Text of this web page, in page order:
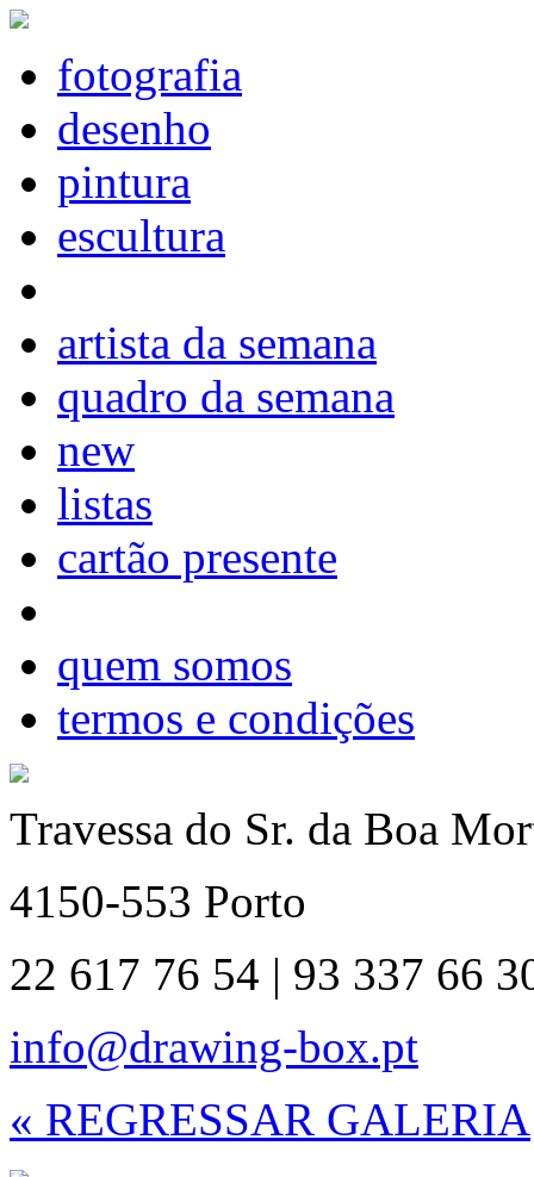
fotografia
desenho
pintura
escultura
artista da semana
quadro da semana
new
listas
cartão presente
quem somos
termos e condições
Travessa do Sr. da Boa
4150-553 Porto
22 617 76 54 | 93 337 66
info@drawing-box.pt
« REGRESSAR GALERIA